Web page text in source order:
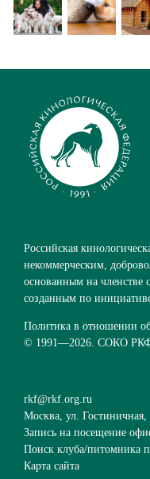
Российская
некоммерческим,
основанным на членстве
созданным по
Политика в отношении
© 1991—2026. СОКО
rkf@rkf.org.ru
Москва, ул. Гостиничная,
Запись на посещение
Поиск клуба/питомника
Карта сайта